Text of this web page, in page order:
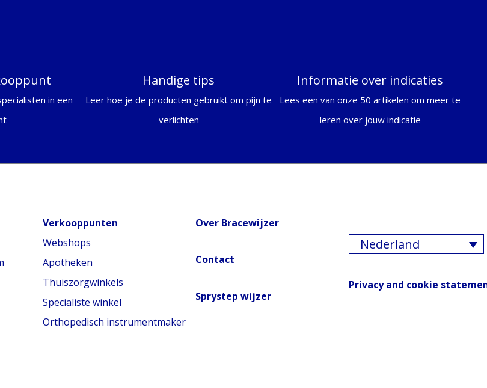
in een
Handige tips
Leer hoe je de producten gebruikt om pijn te
verlichten
Informatie over indicaties
Lees een van onze 50 artikelen om meer te
leren over jouw indicatie
Verkooppunten
Webshops
Apotheken
Thuiszorgwinkels
Specialiste winkel
Orthopedisch instrumentmaker
Over Bracewijzer
Contact
Sprystep wijzer
Nederland
Privacy and cookie